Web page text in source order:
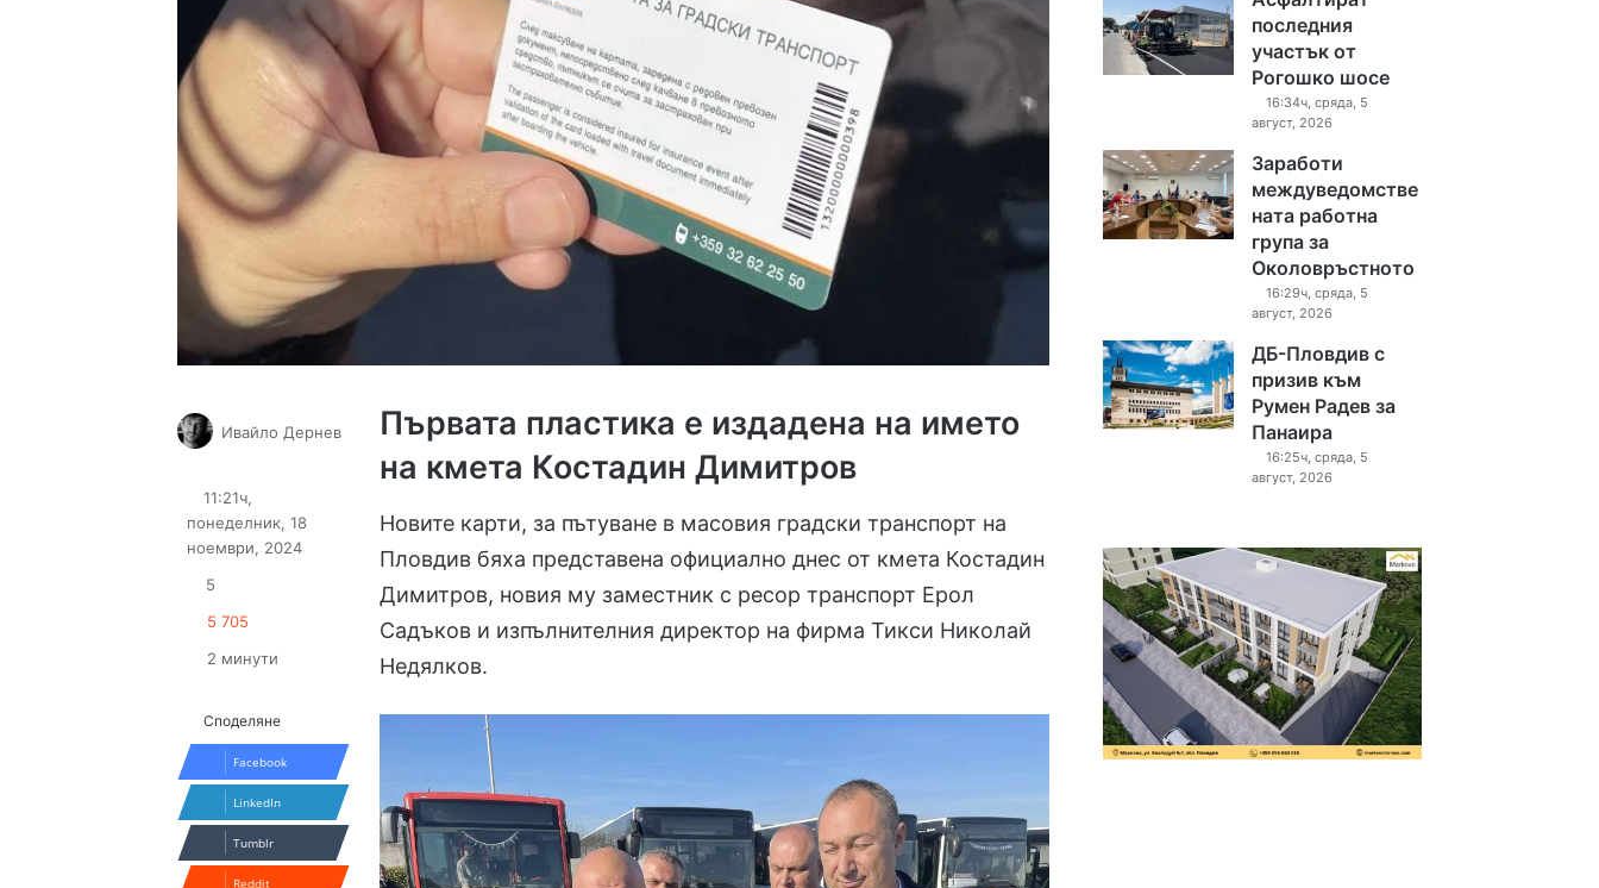
Първата пластика е издадена на името
на кмета Костадин Димитров
Новите карти, за пътуване в масовия градски транспорт на
Пловдив бяха представена официално днес от кмета Костадин
Димитров, новия му заместник с ресор транспорт Ерол
Садъков и изпълнителния директор на фирма Тикси Николай
Недялков.
Ивайло Дернев
email
11:21ч,
понеделник, 18
ноември, 2024
5
5 705
2 минути
Споделяне
Facebook
LinkedIn
Tumblr
Reddit
последния
участък от
Рогошко шосе
16:34ч, сряда, 5
август, 2026
Заработи
междуведомстве
ната работна
група за
Околовръстното
16:29ч, сряда, 5
август, 2026
ДБ-Пловдив с
призив към
Румен Радев за
Панаира
16:25ч, сряда, 5
август, 2026